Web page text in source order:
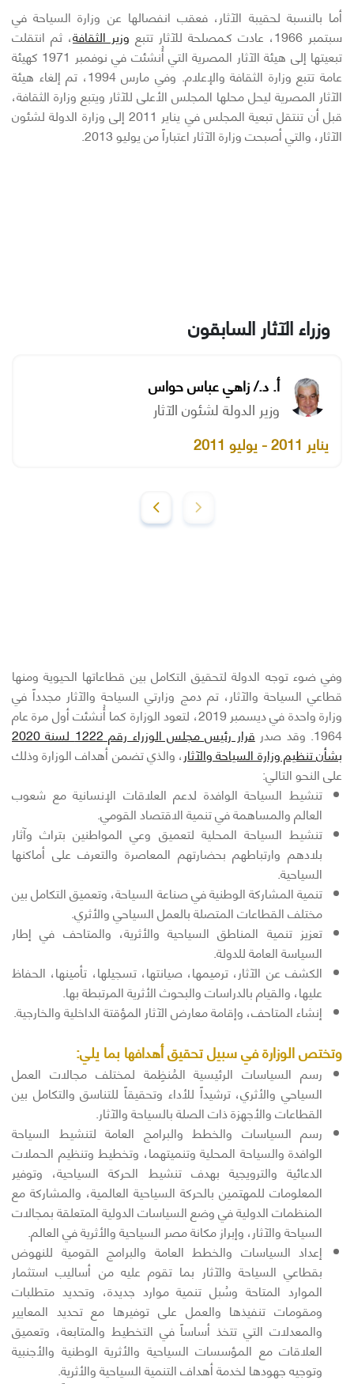
أما بالنسبة لحقيبة الآثار، فعقب انفصالها عن وزارة السياحة في
سبتمبر 1966، عادت كـمصلحة للآثار تتبع
وزير الثقافة، ثم انتقلت
تبعيتها إلى هيئة الآثار المصرية التي أُنشئت في نوفمبر 1971 كهيئة
عامة تتبع وزارة الثقافة والإعلام. وفي مارس 1994، تم إلغاء هيئة
الآثار المصرية ليحل محلها المجلس الأعلى للآثار ويتبع وزارة الثقافة،
قبل أن تنتقل تبعية المجلس في يناير 2011 إلى وزارة الدولة لشئون
الآثار، والتي أصبحت وزارة الآثار اعتباراً من يوليو 2013.
وزراء الآثار السابقون
أ. د./ زاهي عباس حواس
وزير الدولة لشئون الآثار
يناير 2011 - يوليو 2011
وفي ضوء توجه الدولة لتحقيق التكامل بين قطاعاتها الحيوية ومنها
قطاعي السياحة والآثار، تم دمج وزارتي السياحة والآثار مجدداً في
وزارة واحدة في ديسمبر 2019، لتعود الوزارة كما أُنشئت أول مرة عام
1964. وقد صدر
قرار رئيس مجلس الوزراء رقم 1222 لسنة 2020
بشأن تنظيم وزارة السياحة والآثار، والذي تضمن أهداف الوزارة وذلك
على النحو التالي:
تنشيط السياحة الوافدة لدعم العلاقات الإنسانية مع شعوب
العالم والمساهمة في تنمية الاقتصاد القومي.
تنشيط السياحة المحلية لتعميق وعي المواطنين بتراث وآثار
بلادهم وارتباطهم بحضارتهم المعاصرة والتعرف على أماكنها
السياحية.
تنمية المشاركة الوطنية في صناعة السياحة، وتعميق التكامل بين
مختلف القطاعات المتصلة بالعمل السياحي والأثري.
تعزيز تنمية المناطق السياحية والأثرية، والمتاحف في إطار
السياسة العامة للدولة.
الكشف عن الآثار، ترميمها، صيانتها، تسجيلها، تأمينها، الحفاظ
عليها، والقيام بالدراسات والبحوث الأثرية المرتبطة بها.
إنشاء المتاحف، وإقامة معارض الآثار المؤقتة الداخلية والخارجية.
وتختص الوزارة في سبيل تحقيق أهدافها بما يلي:
رسم السياسات الرئيسية المُنظِمة لمختلف مجالات العمل
السياحي والأثري، ترشيداً للأداء وتحقيقاً للتناسق والتكامل بين
القطاعات والأجهزة ذات الصلة بالسياحة والآثار.
رسم السياسات والخطط والبرامج العامة لتنشيط السياحة
الوافدة والسياحة المحلية وتنميتهما، وتخطيط وتنظيم الحملات
الدعائية والترويجية بهدف تنشيط الحركة السياحية، وتوفير
المعلومات للمهتمين بالحركة السياحية العالمية، والمشاركة مع
المنظمات الدولية في وضع السياسات الدولية المتعلقة بمجالات
السياحة والآثار، وإبراز مكانة مصر السياحية والأثرية في العالم.
إعداد السياسات والخطط العامة والبرامج القومية للنهوض
بقطاعي السياحة والآثار بما تقوم عليه من أساليب استثمار
الموارد المتاحة وسُبل تنمية موارد جديدة، وتحديد متطلبات
ومقومات تنفيذها والعمل على توفيرها مع تحديد المعايير
والمعدلات التي تتخذ أساساً في التخطيط والمتابعة، وتعميق
العلاقات مع المؤسسات السياحية والأثرية الوطنية والأجنبية
وتوجيه جهودها لخدمة أهداف التنمية السياحية والأثرية.